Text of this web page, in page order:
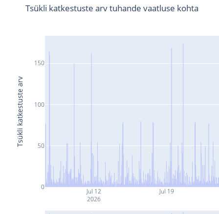
Jul 12
2026
Jul 19
0
50
100
150
Tsükli katkestuste arv tuhande vaatluse kohta
Tsükli katkestuste arv